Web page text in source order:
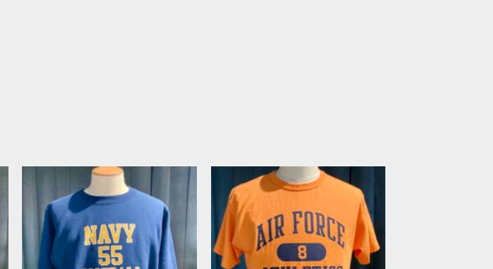
Zur
Wunschliste
hinzufügen
Wunschliste
hinzufügen